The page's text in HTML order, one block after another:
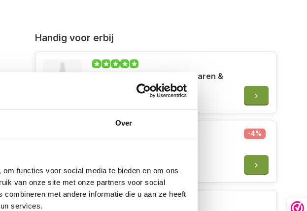
Over
functies voor social media te bieden en om ons
van onze site met onze partners voor social
met andere informatie die u aan ze heeft
services.
Handig voor erbij
ARS Reinigingsmiddel - Scharen &
Zagen - GO-1
€15,50 €14,95
-4%